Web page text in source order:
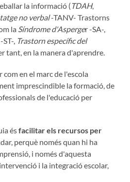
la informació ( TDAH,
no verbal-TANV- Trastorns
la Síndrome d'Asperger -SA-,
, Trastorn específic del
tant, en la manera d'aprendre.
en el marc de l'escola
imprescindible la formació, de
de l'educació per
ésfacilitar els recursos per
perquè només quan hi ha
i només d'aquesta
i la integració escolar,